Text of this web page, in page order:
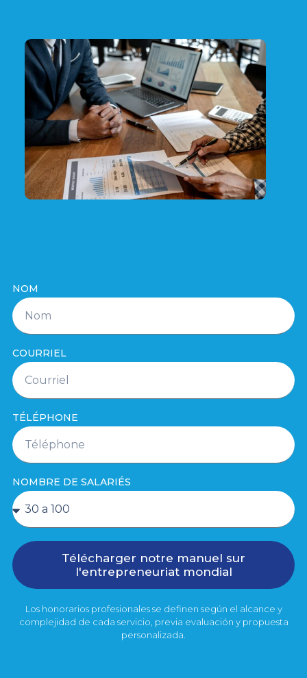
NOM
COURRIEL
TÉLÉPHONE
NOMBRE DE SALARIÉS
Télécharger notre manuel sur
l'entrepreneuriat mondial
Los honorarios profesionales se definen según el alcance y
complejidad de cada servicio, previa evaluación y propuesta
personalizada.